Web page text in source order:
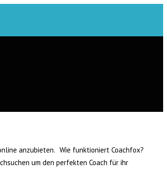
anzubieten. Wie funktioniert Coachfox?
um den perfekten Coach für ihr